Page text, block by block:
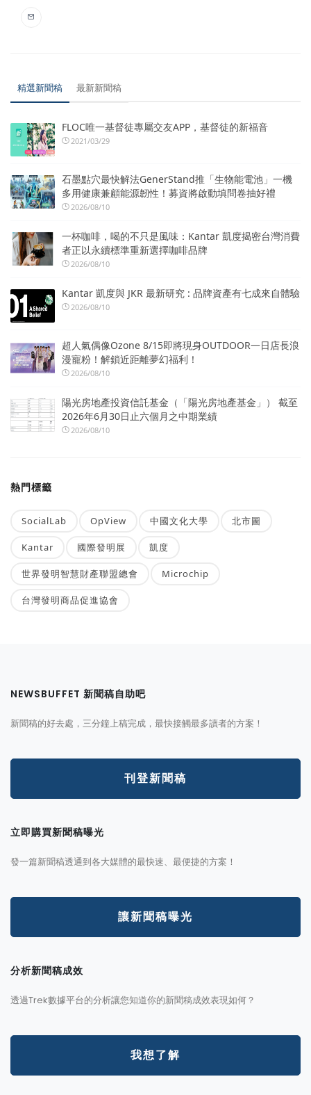
精選新聞稿 最新新聞稿
FLOC唯一基督徒專屬交友APP，基督徒的新福音
2021/03/29
石墨點穴最快解法GenerStand推「生物能電池」一機
多用健康兼顧能源韌性！募資將啟動填問卷抽好禮
2026/08/10
一杯咖啡，喝的不只是風味：Kantar 凱度揭密台灣消費
者正以永續標準重新選擇咖啡品牌
2026/08/10
Kantar 凱度與 JKR 最新研究 : 品牌資產有七成來自體驗
2026/08/10
超人氣偶像Ozone 8/15即將現身OUTDOOR一日店長浪
漫寵粉！解鎖近距離夢幻福利！
2026/08/10
陽光房地產投資信託基金（「陽光房地產基金」） 截至
2026年6月30日止六個月之中期業績
2026/08/10
熱門標籤
SocialLab OpView 中國文化大學 北市圖
Kantar 國際發明展 凱度
世界發明智慧財產聯盟總會 Microchip
台灣發明商品促進協會
NEWSBUFFET 新聞稿自助吧
新聞稿的好去處，三分鐘上稿完成，最快接觸最多讀者的方案！
刊登新聞稿
立即購買新聞稿曝光
發一篇新聞稿透通到各大媒體的最快速、最便捷的方案！
讓新聞稿曝光
分析新聞稿成效
透過Trek數據平台的分析讓您知道你的新聞稿成效表現如何？
我想了解